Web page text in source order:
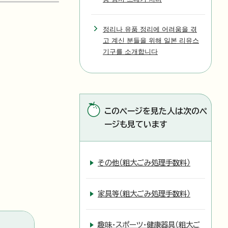
정리나 유품 정리에 어려움을 겪
고 계신 분들을 위해 일본 리유스
기구를 소개합니다
このページを見た人は次のペ
ージも見ています
その他（粗大ごみ処理手数料）
家具等（粗大ごみ処理手数料）
趣味・スポーツ・健康器具（粗大ご